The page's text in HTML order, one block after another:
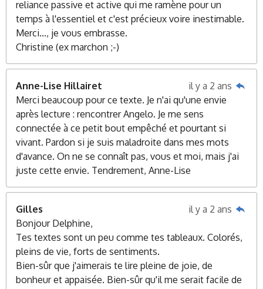
reliance passive et active qui me ramène pour un
temps à l'essentiel et c'est précieux voire inestimable.
Merci..., je vous embrasse.
Christine (ex marchon ;-)
Anne-Lise Hillairet
il y a 2 ans
Merci beaucoup pour ce texte. Je n'ai qu'une envie
après lecture : rencontrer Angelo. Je me sens
connectée à ce petit bout empêché et pourtant si
vivant. Pardon si je suis maladroite dans mes mots
d'avance. On ne se connaît pas, vous et moi, mais j'ai
juste cette envie. Tendrement, Anne-Lise
Gilles
il y a 2 ans
Bonjour Delphine,
Tes textes sont un peu comme tes tableaux. Colorés,
pleins de vie, forts de sentiments.
Bien-sûr que j'aimerais te lire pleine de joie, de
bonheur et appaisée. Bien-sûr qu'il me serait facile de